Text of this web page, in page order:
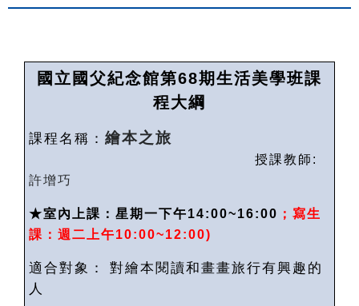
國立國父紀念館第68期生活美學班課
程大綱
課程名稱： 繪本之旅
授課教師 :
許增巧
★室內上課：星期一下午14:00~16:00 ；寫生
課：週二上午10:00~12:00)
適合對象：
對繪本閱讀和畫畫旅行有興趣的
人